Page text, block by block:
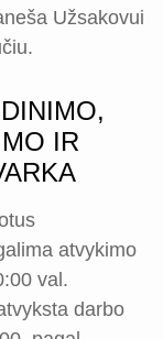
Užsakovui
IR
atvykimo
val.
darbo